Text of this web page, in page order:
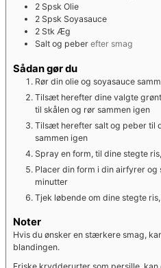
2 Spsk Olie
2 Spsk Soyasauce
2 Stk Æg
Salt og peber efter smag
Sådan gør du
Rør din olie og soyasauce
Tilsæt herefter dine valgte
til skålen og rør sammen igen
Tilsæt herefter salt og peber til
sammen igen
Spray en form, til dine stegte
Placer din form i din airfyrer
minutter
Tjek løbende om dine stegte
Noter
Hvis du ønsker en stærkere smag,
blandingen.